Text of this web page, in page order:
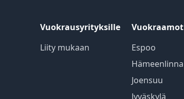
Vuokrausyrityksille
Liity mukaan
Vuokraamot
Espoo
Hämeenlinna
Joensuu
Jyväskylä